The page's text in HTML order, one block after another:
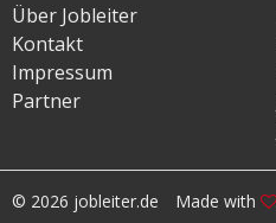
Über Jobleiter
Kontakt
Impressum
Partner
© 2026 jobleiter.de Made with